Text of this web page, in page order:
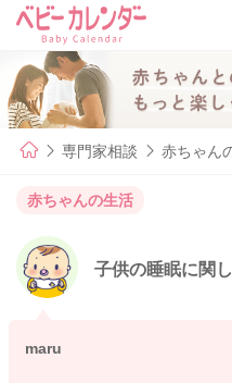
専門家相談 赤ちゃん
赤ちゃんの生活
子供の睡眠に関
maru